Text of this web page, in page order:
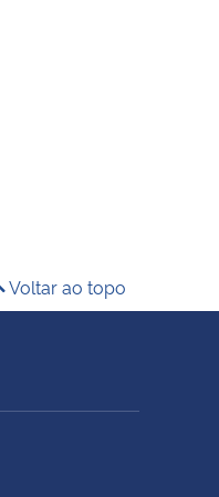
Voltar ao topo